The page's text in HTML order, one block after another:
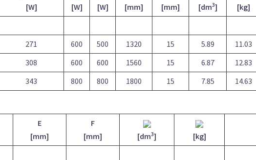
[W]
[W] [W]
[mm]
[mm]
[dm3] [kg]
271 600 500 1320 15 5.89 11.03
308 600 600 1560 15 6.87 12.83
343 800 800 1800 15 7.85 14.63
E
[mm]
F
[mm]
[dm3] [kg]